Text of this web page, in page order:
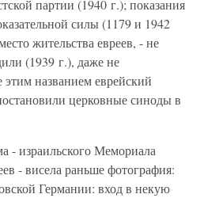
партии (1940 г.); показания
силы (1179 и 1942
жительства евреев, - не
(1939 г.), даже не
названием еврейский
церковные синоды в
- израильского Мемориала
- висела раньше фотография:
Германии: вход в некую